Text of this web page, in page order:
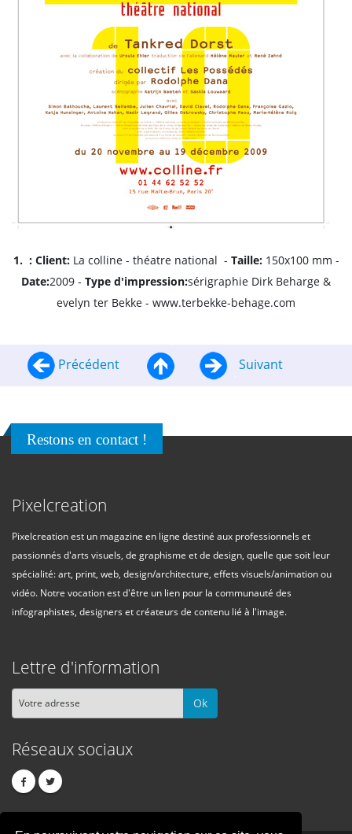
1. : Client: La colline - théatre national - Taille: 150x100 mm -
Date:2009 - Type d'impression:sérigraphie Dirk Beharge &
evelyn ter Bekke - www.terbekke-behage.com
Précédent Suivant
Restons en contact !
Pixelcreation
Pixelcreation est un magazine en ligne destiné aux professionnels et
passionnés d'arts visuels, de graphisme et de design, quelle que soit leur
spécialité: art, print, web, design/architecture, effets visuels/animation ou
vidéo. Notre vocation est d'être un lien pour la communauté des
infographistes, designers et créateurs de contenu lié à l'image.
Lettre d'information
Ok
Réseaux sociaux